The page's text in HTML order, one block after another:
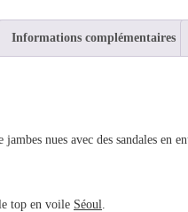
Informations complémentaires
nues avec des sandales en
top en voile Séoul